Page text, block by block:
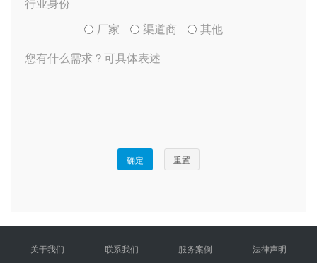
关于我们 联系我们 服务案例
法律声明